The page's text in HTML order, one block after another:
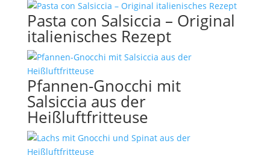
Pasta con Salsiccia – Original
italienisches Rezept
Pfannen-Gnocchi mit
Salsiccia aus der
Heißluftfritteuse